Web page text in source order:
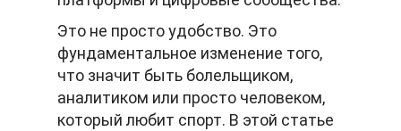
Это не просто удобство. Это
фундаментальное изменение того,
что значит быть болельщиком,
аналитиком или просто человеком,
который любит спорт. В этой статье